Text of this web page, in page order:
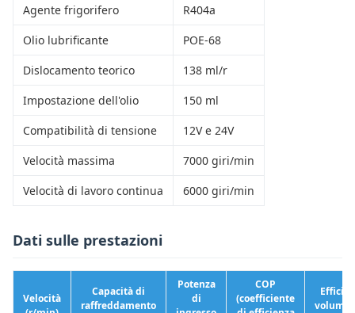
Agente frigorifero
R404a
Olio lubrificante
POE-68
Dislocamento teorico
138 ml/r
Impostazione dell'olio
150 ml
Compatibilità di tensione
12V e 24V
Velocità massima
7000 giri/min
Velocità di lavoro continua
6000 giri/min
Dati sulle prestazioni
Velocità
Capacità di
raffreddamento
Potenza
di
COP
(coefficiente